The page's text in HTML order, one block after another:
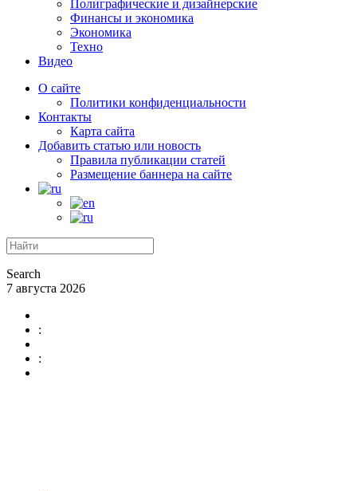
Полиграфические и дизайнерские
Финансы и экономика
Экономика
Техно
Видео
О сайте
Политики конфиденциальности
Контакты
Карта сайта
Добавить статью или новость
Правила публикации статей
Размещение баннера на сайте
Search
7 августа 2026
:
: